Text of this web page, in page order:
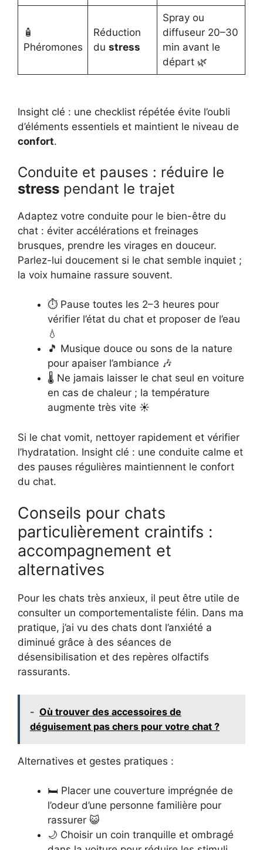
🧴
Phéromones
Réduction
du stress
Spray ou
diffuseur 20–30
min avant le
départ 🌿
Insight clé : une checklist répétée évite l’oubli
d’éléments essentiels et maintient le niveau de
confort.
Conduite et pauses : réduire le
stress pendant le trajet
Adaptez votre conduite pour le bien-être du
chat : éviter accélérations et freinages
brusques, prendre les virages en douceur.
Parlez-lui doucement si le chat semble inquiet ;
la voix humaine rassure souvent.
⏱️ Pause toutes les 2–3 heures pour
vérifier l’état du chat et proposer de l’eau
💧
🎵 Musique douce ou sons de la nature
pour apaiser l’ambiance 🎶
🌡️ Ne jamais laisser le chat seul en voiture
en cas de chaleur ; la température
augmente très vite ☀️
Si le chat vomit, nettoyer rapidement et vérifier
l’hydratation. Insight clé : une conduite calme et
des pauses régulières maintiennent le confort
du chat.
Conseils pour chats
particulièrement craintifs :
accompagnement et
alternatives
Pour les chats très anxieux, il peut être utile de
consulter un comportementaliste félin. Dans ma
pratique, j’ai vu des chats dont l’anxiété a
diminué grâce à des séances de
désensibilisation et des repères olfactifs
rassurants.
- Où trouver des accessoires de
déguisement pas chers pour votre chat ?
Alternatives et gestes pratiques :
🛏️ Placer une couverture imprégnée de
l’odeur d’une personne familière pour
rassurer 😺
🌙 Choisir un coin tranquille et ombragé